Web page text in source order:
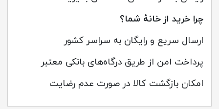
چرا خرید از خانۀ شما؟
ارسال سریع و رایگان به سراسر کشور
پرداخت امن از طریق درگاه‌های بانکی معتبر
امکان بازگشت کالا در صورت عدم رضایت